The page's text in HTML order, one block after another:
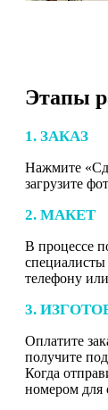
Этапы
1. ЗАКАЗ
Нажмите
загрузите
2. МАКЕТ
В процессе
специалисты
телефону
3.
Оплатите
получите
Когда
номером для